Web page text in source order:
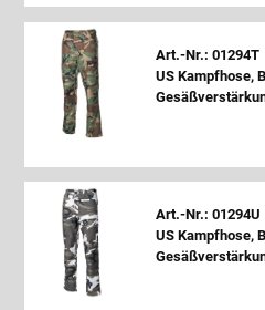
Art.-Nr.: 01294T
US Kampfhose,
Art.-Nr.: 01294U
US Kampfhose,